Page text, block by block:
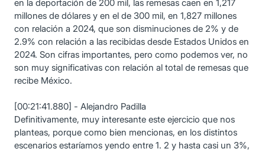
en la deportación de 200 mil, las remesas caen en 1,217
millones de dólares y en el de 300 mil, en 1,827 millones
con relación a 2024, que son disminuciones de 2% y de
2.9% con relación a las recibidas desde Estados Unidos en
2024. Son cifras importantes, pero como podemos ver, no
son muy significativas con relación al total de remesas que
recibe México.
[00:21:41.880] - Alejandro Padilla
Definitivamente, muy interesante este ejercicio que nos
planteas, porque como bien mencionas, en los distintos
escenarios estaríamos yendo entre 1. 2 y hasta casi un 3%,